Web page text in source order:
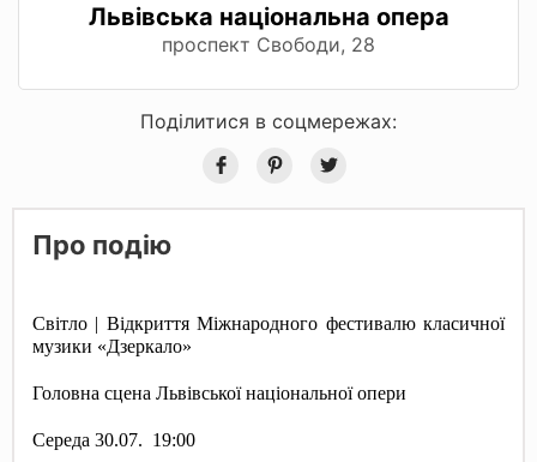
Львівська національна опера
проспект Свободи, 28
Поділитися в соцмережах:
Про подію
Світло | Відкриття Міжнародного фестивалю класичної
музики «Дзеркало»
Головна сцена Львівської національної опери
Середа 30.07.  19:00